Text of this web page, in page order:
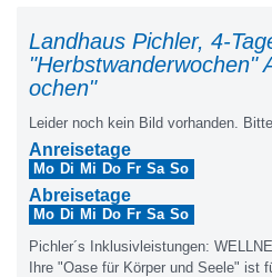
Landhaus Pichler, 4-
"Herbstwanderwochen"
ochen"
Leider noch kein Bild vorhanden.
Anreisetage
Mo Di Mi Do Fr Sa So
Abreisetage
Mo Di Mi Do Fr Sa So
Pichler´s Inklusivleistungen:
Ihre "Oase für Körper und Seele" ist